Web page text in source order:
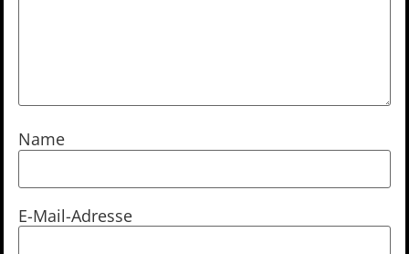
Name
E-Mail-Adresse